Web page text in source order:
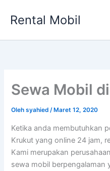
Rental Mobil
Sewa Mobil
Olehsyahied/ Maret 12, 2020
Ketika anda membutuhkan
Krukut yang online 24 jam,
Kami merupakan
sewa mobil berpengalaman